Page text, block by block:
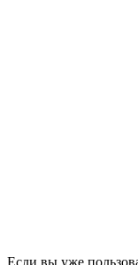
Если вы уже